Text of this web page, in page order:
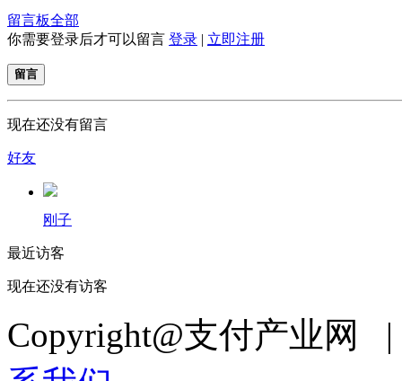
留言板全部
你需要登录后才可以留言 登录 | 立即注册
留言
现在还没有留言
好友
刚子
最近访客
现在还没有访客
Copyright@支付产业